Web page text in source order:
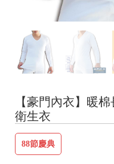
【豪門內衣】暖
衛生衣
88節慶典